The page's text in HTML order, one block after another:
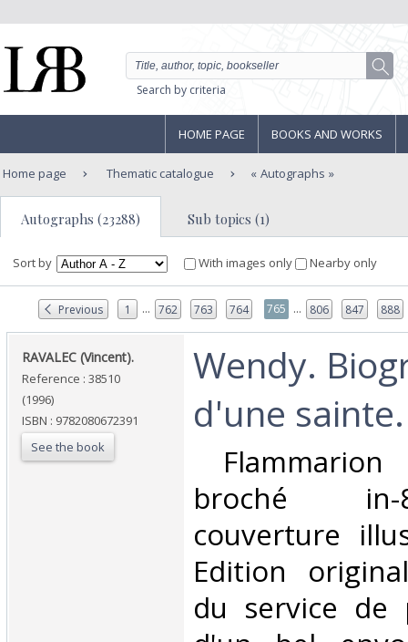
Search by criteria
HOME PAGE BOOKS AND WORKS
Home page Thematic catalogue Autographs
Autographs (23288) Sub topics (1)
Sort by With images only Nearby only
Previous 1 ... 762 763 764 765 ... 806 847 888
‎RAVALEC (Vincent).‎
Reference : 38510
(1996)
ISBN : 9782080672391
See the book
‎Wendy.
d'une sainte.‎
broché
couverture
Edition
du service de